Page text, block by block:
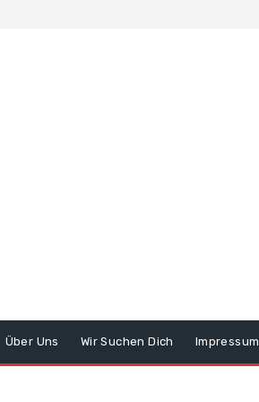
Über Uns Wir Suchen Dich Impressum